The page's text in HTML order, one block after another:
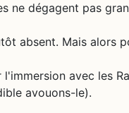
ne dégagent pas
absent. Mais alors
avec les
avouons-le).